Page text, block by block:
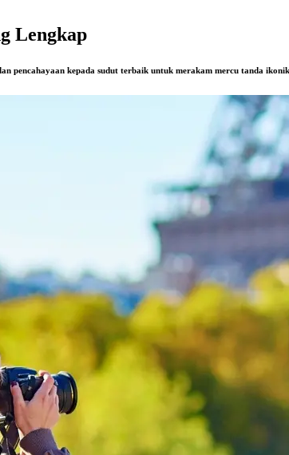
Lengkap
pencahayaan kepada sudut terbaik untuk merakam mercu tanda